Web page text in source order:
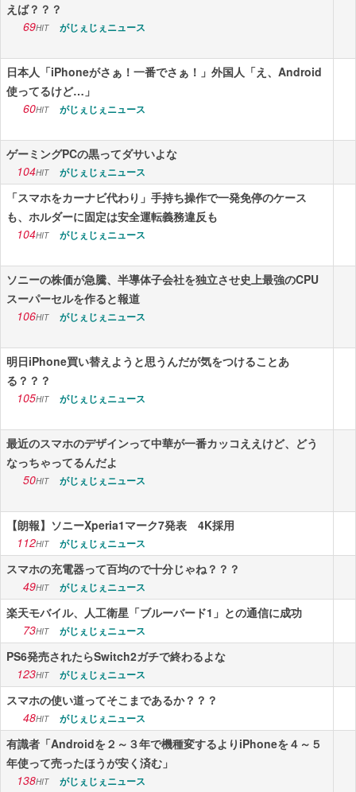
えば？？？
69HIT がじぇじぇニュース
日本人「iPhoneがさぁ！一番でさぁ！」外国人「え、Android
使ってるけど…」
60HIT がじぇじぇニュース
ゲーミングPCの黒ってダサいよな
104HIT がじぇじぇニュース
「スマホをカーナビ代わり」手持ち操作で一発免停のケース
も、ホルダーに固定は安全運転義務違反も
104HIT がじぇじぇニュース
ソニーの株価が急騰、半導体子会社を独立させ史上最強のCPU
スーパーセルを作ると報道
106HIT がじぇじぇニュース
明日iPhone買い替えようと思うんだが気をつけることあ
る？？？
105HIT がじぇじぇニュース
最近のスマホのデザインって中華が一番カッコええけど、どう
なっちゃってるんだよ
50HIT がじぇじぇニュース
【朗報】ソニーXperia1マーク7発表 4K採用
112HIT がじぇじぇニュース
スマホの充電器って百均ので十分じゃね？？？
49HIT がじぇじぇニュース
楽天モバイル、人工衛星「ブルーバード1」との通信に成功
73HIT がじぇじぇニュース
PS6発売されたらSwitch2ガチで終わるよな
123HIT がじぇじぇニュース
スマホの使い道ってそこまであるか？？？
48HIT がじぇじぇニュース
有識者「Androidを２～３年で機種変するよりiPhoneを４～５
年使って売ったほうが安く済む」
138HIT がじぇじぇニュース